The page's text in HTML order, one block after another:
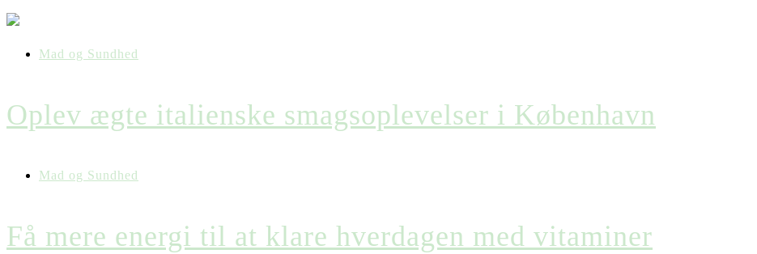
Mad og Sundhed
Oplev ægte italienske smagsoplevelser i København
Mad og Sundhed
Få mere energi til at klare hverdagen med vitaminer